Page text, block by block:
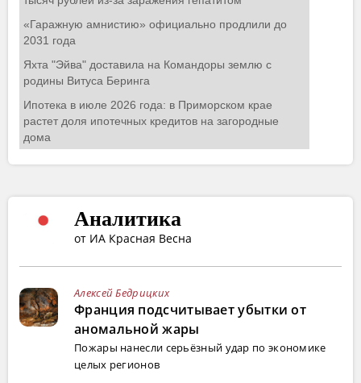
Аналитика
от ИА Красная Весна
Алексей Бедрицких
Франция подсчитывает убытки от
аномальной жары
Пожары нанесли серьёзный удар по экономике
целых регионов